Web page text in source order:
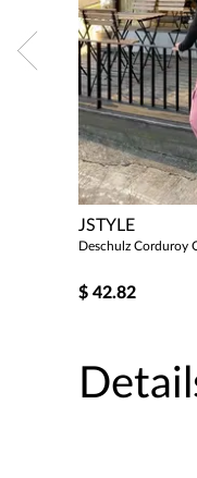
JSTYLE
Deschulz Corduroy
$ 42.82